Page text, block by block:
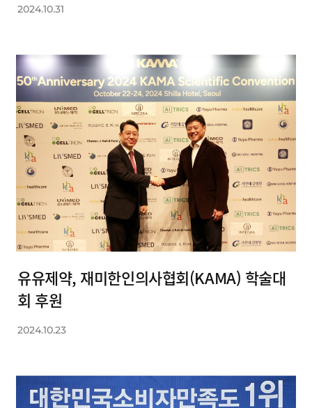
2024.10.31
유유제약, 재미한인의사협회(KAMA) 학술대
회 후원
2024.10.23